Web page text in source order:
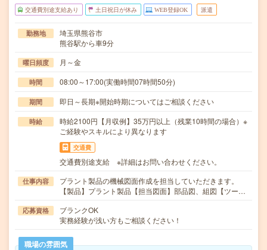
交通費別途支給あり 土日祝日が休み WEB登録OK 派遣
勤務地
埼玉県熊谷市
熊谷駅から車9分
曜日頻度 月～金
時間 08:00～17:00(実働時間07時間50分)
期間 即日～長期※開始時期についてはご相談ください
時給
時給2100円【月収例】35万円以上（残業10時間の場合）※
ご経験やスキルにより異なります
交通費
交通費別途支給 ※詳細はお問い合わせください。
仕事内容
プラント製品の機械図面作成を担当していただきます。
【製品】プラント製品【担当図面】部品図、組図【ツー…
応募資格
ブランクOK
実務経験が浅い方もご相談ください！
職場の雰囲気